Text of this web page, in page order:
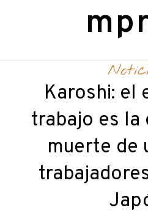
Karoshi: el
trabajo es la
muerte de